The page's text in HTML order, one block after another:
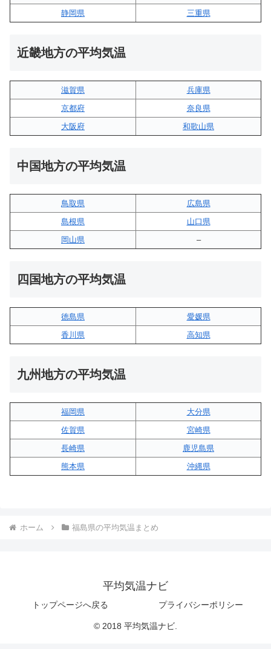
静岡県
三重県
近畿地方の平均気温
滋賀県
兵庫県
京都府
奈良県
大阪府
和歌山県
中国地方の平均気温
鳥取県
広島県
島根県
山口県
岡山県
–
四国地方の平均気温
徳島県
愛媛県
香川県
高知県
九州地方の平均気温
福岡県
大分県
佐賀県
宮崎県
長崎県
鹿児島県
熊本県
沖縄県
ホーム 福島県の平均気温まとめ
平均気温ナビ
トップページへ戻る プライバシーポリシー
© 2018 平均気温ナビ.